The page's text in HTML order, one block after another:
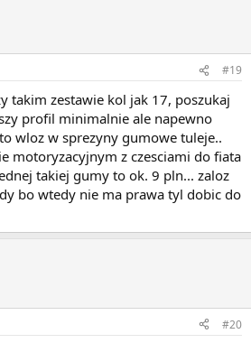
#19
takim zestawie kol jak 17, poszukaj
profil minimalnie ale napewno
wloz w sprezyny gumowe tuleje..
motoryzacyjnym z czesciami do fiata
takiej gumy to ok. 9 pln... zaloz
bo wtedy nie ma prawa tyl dobic do
#20